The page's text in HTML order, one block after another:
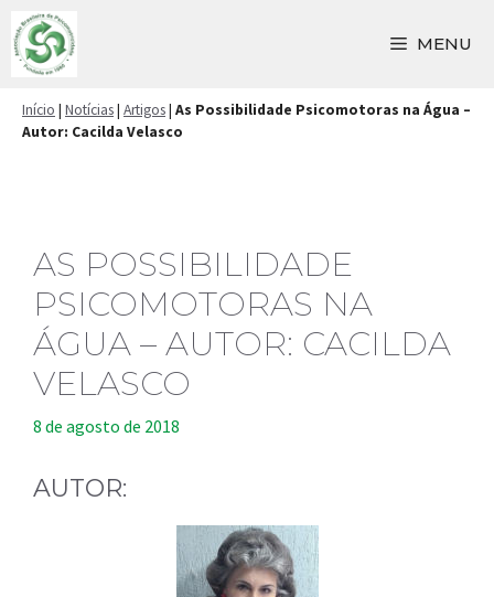
Pular
para
MENU
Início | Notícias| Artigos| As Possibilidade Psicomotoras na Água –
Autor: Cacilda Velasco
AS POSSIBILIDADE
PSICOMOTORAS NA
ÁGUA – AUTOR: CACILDA
VELASCO
8 de agosto de 2018
AUTOR: